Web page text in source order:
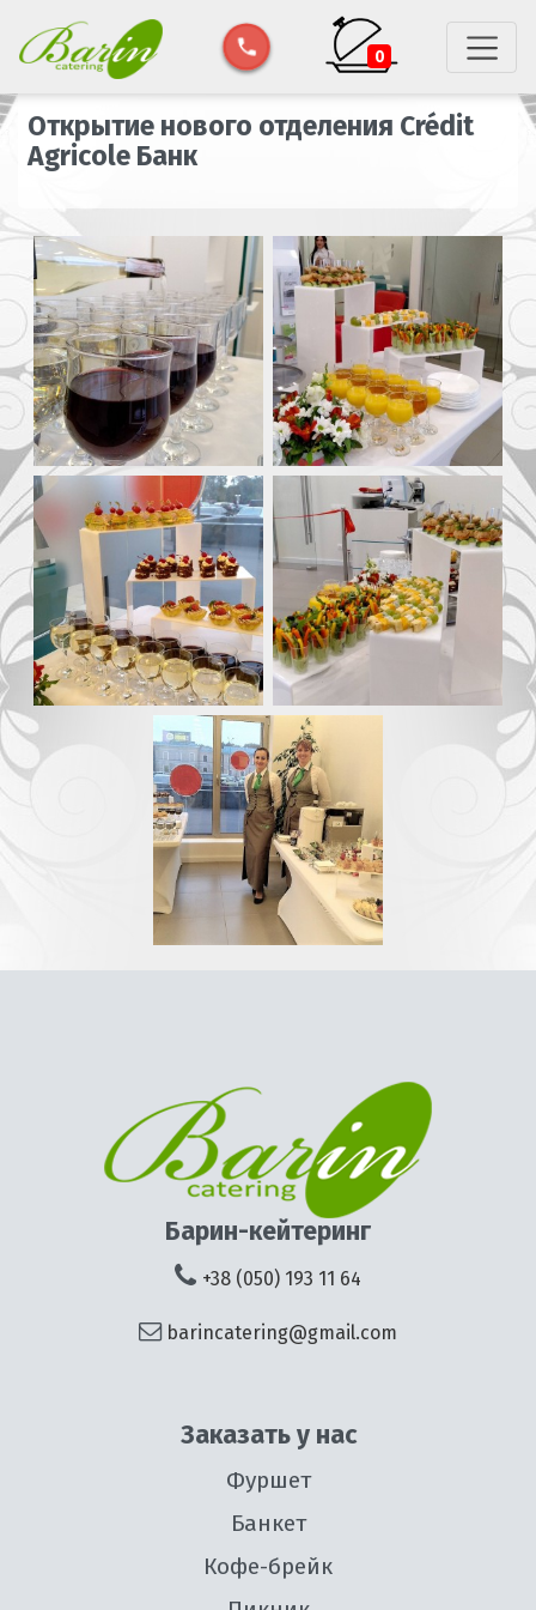
0
Открытие нового отделения Crédit
Agricole Банк
Барин-кейтеринг
+38 (050) 193 11 64
barincatering@gmail.com
Заказать у нас
Фуршет
Банкет
Кофе-брейк